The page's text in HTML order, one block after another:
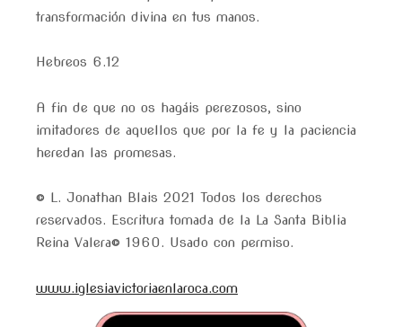
transformación divina en tus manos.
Hebreos 6.12
A fin de que no os hagáis perezosos, sino
imitadores de aquellos que por la fe y la paciencia
heredan las promesas.
© L. Jonathan Blais 2021 Todos los derechos
reservados. Escritura tomada de la La Santa Biblia
Reina Valera© 1960. Usado con permiso.
www.iglesiavictoriaenlaroca.com